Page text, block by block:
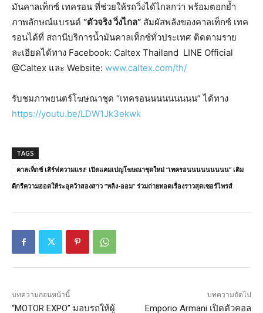
มันคาลเท็กซ์ เทครอน ที่ช่วยให้รถวิ่งได้ไกลกว่า พร้อมตอกย้ำ
ภาพลักษณ์แบรนด์ “ตัวจริงวิ่งไกล” สัมผัสพลังของคาลเท็กซ์ เทค
รอนได้ที่ สถานีบริการน้ำมันคาลเท็กซ์ทั่วประเทศ ติดตามราย
ละเอียดได้ทาง Facebook: Caltex Thailand LINE Official
@Caltex และ Website: www.caltex.com/th/
รับชมภาพยนตร์โฆษณาชุด “เทครอนนนนนนนนน” ได้ทาง
https://youtu.be/LDW1Jk3ekwk
TAGS
คาลเท็กซ์ เสิร์ฟความแรง! เปิดแคมเปญโฆษณาชุดใหม่ “เทครอนนนนนนนนน” เติม
ดีกรีความฮอตให้ระอุคว้าสองสาว “หลิง-ออม” ร่วมถ่ายทอดเรื่องราวสุดเซอร์ไพรส์
บทความก่อนหน้านี้
“MOTOR EXPO” มอบรถให้ผู้
บทความถัดไป
Emporio Armani เปิดตัวคอล